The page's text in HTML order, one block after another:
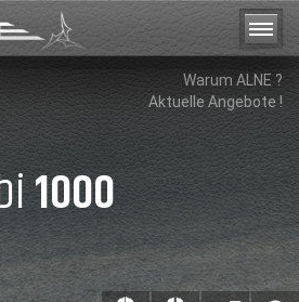
Warum ALNE ?
Aktuelle Angebote !
1000